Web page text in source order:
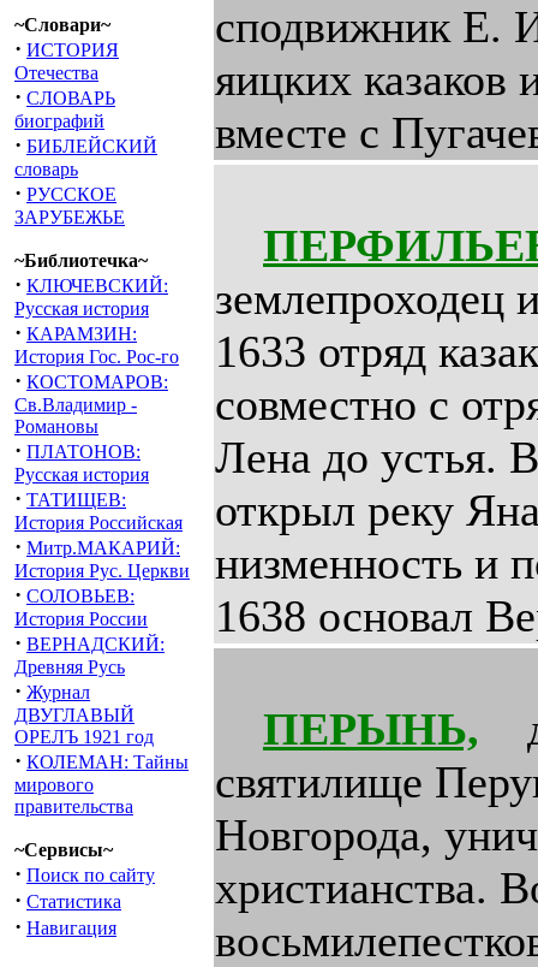
~Словари~
· ИСТОРИЯ
Отечества
· СЛОВАРЬ
биографий
· БИБЛЕЙСКИЙ
словарь
· РУССКОЕ
ЗАРУБЕЖЬЕ
~Библиотечка~
· КЛЮЧЕВСКИЙ:
Русская история
· КАРАМЗИН:
История Гос. Рос-го
· КОСТОМАРОВ:
Св.Владимир -
Романовы
· ПЛАТОНОВ:
Русская история
· ТАТИЩЕВ:
История Российская
· Митр.МАКАРИЙ:
История Рус. Церкви
· СОЛОВЬЕВ:
История России
· ВЕРНАДСКИЙ:
Древняя Русь
· Журнал
ДВУГЛАВЫЙ
ОРЕЛЪ 1921 год
· КОЛЕМАН: Тайны
мирового
правительства
~Сервисы~
· Поиск по сайту
· Статистика
· Навигация
сподвижник Е.
яицких казаков
вместе с
землепроходец
1633 отряд
совместно с
Лена до устья.
открыл реку
низменность и
1638 основал
ПЕРЫНЬ,
святилище
Новгорода,
христианства.